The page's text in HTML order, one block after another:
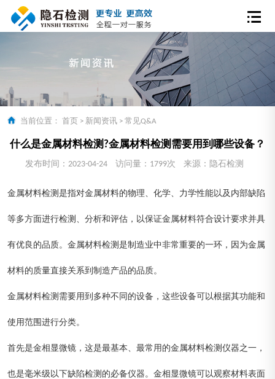
当前位置： 首页 > 新闻资讯 > 常见Q&A
什么是金属材料检测?金属材料检测需要用到哪些设备？
发布时间：2023-04-24 访问量：1799次 来源：隐石检测
金属材料检测是指对金属材料的物理、化学、力学性能以及内部缺陷
等多方面进行检测、分析和评估，以保证金属材料符合设计要求并具
有优良的品质。金属材料检测是制造业中非常重要的一环，因为金属
材料的质量直接关系到制造产品的品质。
金属材料检测需要用到多种不同的设备，这些设备可以根据其功能和
使用范围进行分类。
首先是金相显微镜，这是最基本、最常用的金属材料检测仪器之一，
也是毫米级以下缺陷检测的必备仪器。金相显微镜可以观察材料表面